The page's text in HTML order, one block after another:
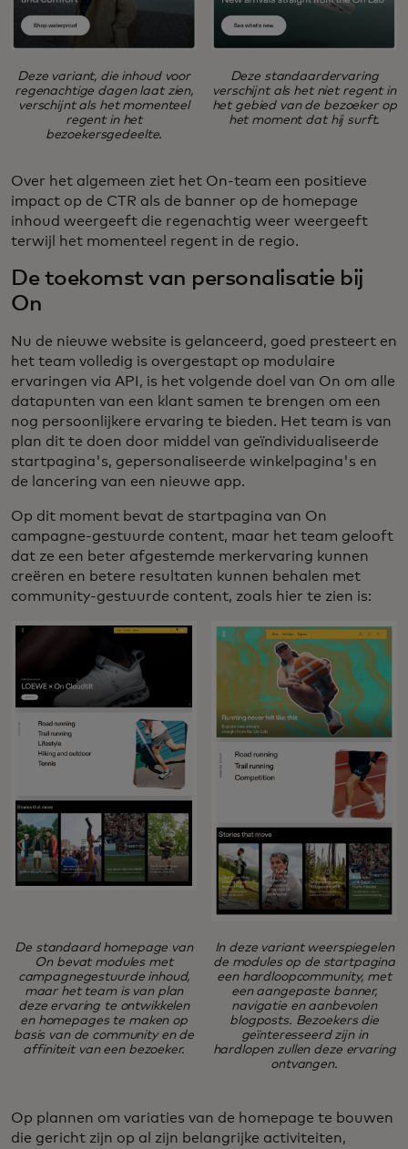
Deze variant, die inhoud voor
regenachtige dagen laat zien,
verschijnt als het momenteel
regent in het
bezoekersgedeelte.
Deze standaardervaring
verschijnt als het niet regent in
het gebied van de bezoeker op
het moment dat hij surft.
Over het algemeen ziet het On-team een positieve
impact op de CTR als de banner op de homepage
inhoud weergeeft die regenachtig weer weergeeft
terwijl het momenteel regent in de regio.
De toekomst van personalisatie bij
On
Nu de nieuwe website is gelanceerd, goed presteert en
het team volledig is overgestapt op modulaire
ervaringen via API, is het volgende doel van On om alle
datapunten van een klant samen te brengen om een
nog persoonlijkere ervaring te bieden. Het team is van
plan dit te doen door middel van geïndividualiseerde
startpagina's, gepersonaliseerde winkelpagina's en
de lancering van een nieuwe app.
Op dit moment bevat de startpagina van On
campagne-gestuurde content, maar het team gelooft
dat ze een beter afgestemde merkervaring kunnen
creëren en betere resultaten kunnen behalen met
community-gestuurde content, zoals hier te zien is:
De standaard homepage van
On bevat modules met
campagnegestuurde inhoud,
maar het team is van plan
deze ervaring te ontwikkelen
en homepages te maken op
basis van de community en de
affiniteit van een bezoeker.
In deze variant weerspiegelen
de modules op de startpagina
een hardloopcommunity, met
een aangepaste banner,
navigatie en aanbevolen
blogposts. Bezoekers die
geïnteresseerd zijn in
hardlopen zullen deze ervaring
ontvangen.
Op plannen om variaties van de homepage te bouwen
die gericht zijn op al zijn belangrijke activiteiten,